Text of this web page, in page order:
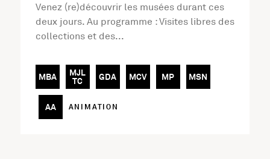
Venez (re)découvrir les musées durant ces
deux jours. Au programme : Visites libres des
collections et des...
MBA
MJL
TC
GDA MCV MP MSN
AA ANIMATION